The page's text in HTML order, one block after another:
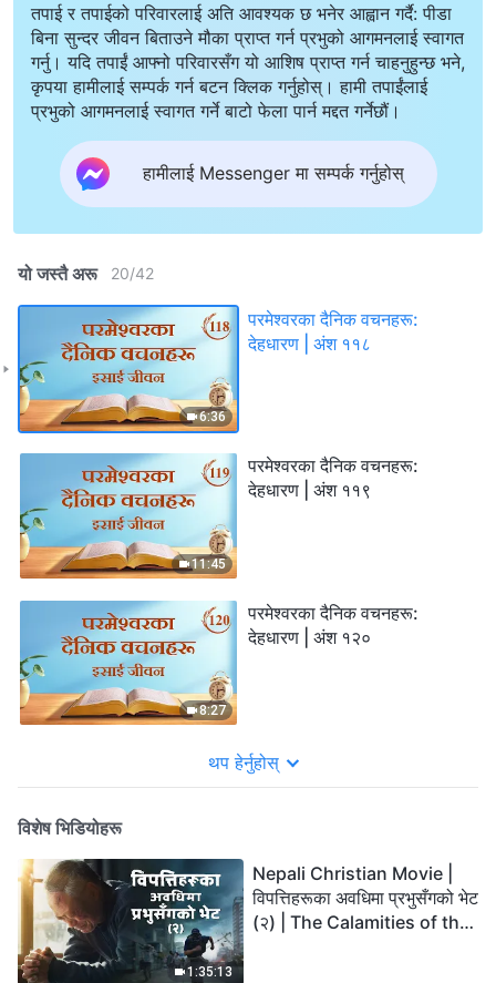
तपाई र तपाईको परिवारलाई अति आवश्यक छ भनेर आह्वान गर्दै: पीडा
बिना सुन्दर जीवन बिताउने मौका प्राप्त गर्न प्रभुको आगमनलाई स्वागत
गर्नु। यदि तपाईं आफ्नो परिवारसँग यो आशिष प्राप्त गर्न चाहनुहुन्छ भने,
कृपया हामीलाई सम्पर्क गर्न बटन क्लिक गर्नुहोस्। हामी तपाईंलाई
प्रभुको आगमनलाई स्वागत गर्ने बाटो फेला पार्न मद्दत गर्नेछौं।
हामीलाई Messenger मा सम्पर्क गर्नुहोस्
यो जस्तै अरू 20/42
6:36
परमेश्‍वरका दैनिक वचनहरू:
देहधारण | अंश ११८
11:45
परमेश्‍वरका दैनिक वचनहरू:
देहधारण | अंश ११९
8:27
परमेश्‍वरका दैनिक वचनहरू:
देहधारण | अंश १२०
थप हेर्नुहोस्
विशेष भिडियोहरू
1:35:13
Nepali Christian Movie |
विपत्तिहरूका अवधिमा प्रभुसँगको भेट
(२) | The Calamities of the